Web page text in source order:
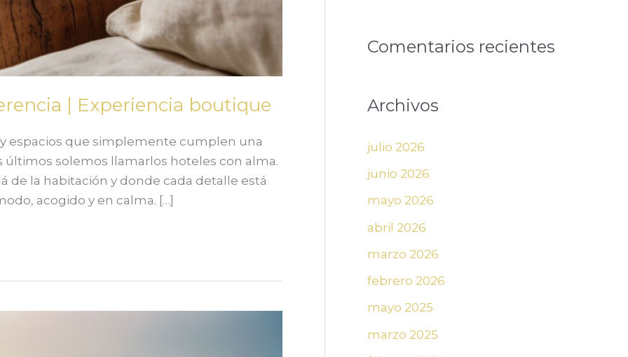
| Experiencia boutique
espacios que simplemente cumplen una
últimos solemos llamarlos hoteles con alma.
de la habitación y donde cada detalle está
acogido y en calma. […]
Comentarios recientes
Archivos
julio 2026
junio 2026
mayo 2026
abril 2026
marzo 2026
febrero 2026
mayo 2025
marzo 2025